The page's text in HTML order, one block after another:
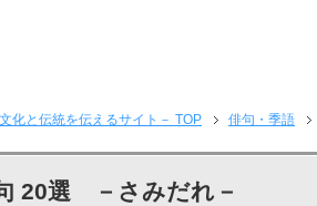
化と伝統を伝えるサイト－ TOP 俳句・季語
20選 －さみだれ－